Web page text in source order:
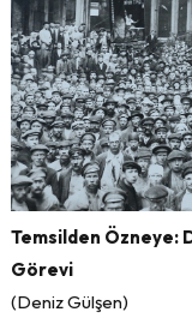
Temsilden Özneye:
Görevi
(Deniz Gülşen)